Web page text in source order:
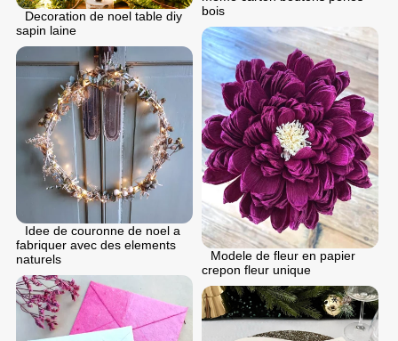
bois
Decoration de noel table diy
sapin laine
Modele de fleur en papier
crepon fleur unique
Idee de couronne de noel a
fabriquer avec des elements
naturels